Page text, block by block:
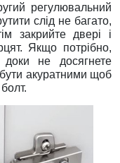
регулювальний
слід не багато,
закрийте двері і
Якщо потрібно,
не досягнете
бути акуратними щоб